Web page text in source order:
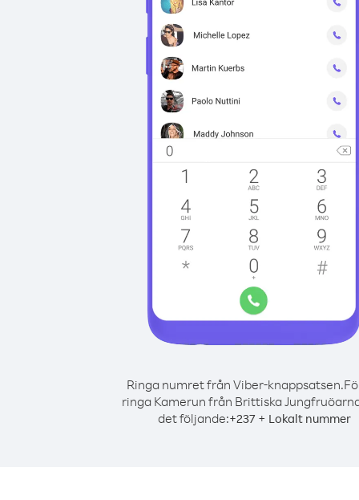
Ringa numret från Viber-knappsatsen.
ringa Kamerun från Brittiska
det följande:+237+ Lokalt nummer